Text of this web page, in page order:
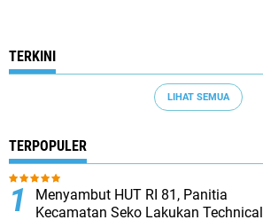
TERKINI
LIHAT SEMUA
TERPOPULER
Menyambut HUT RI 81, Panitia
Kecamatan Seko Lakukan Technical